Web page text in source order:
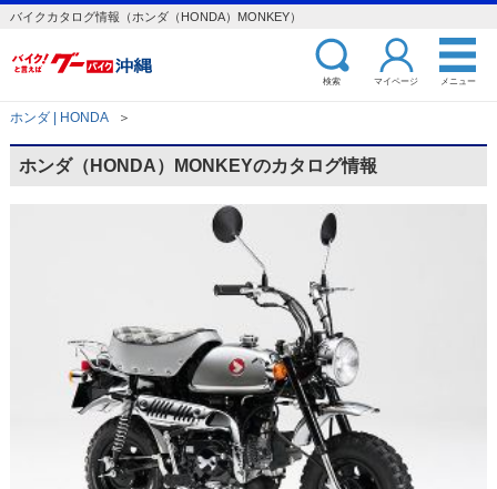
バイクカタログ情報（ホンダ（HONDA）MONKEY）
検索 マイページ メニュー
ホンダ | HONDA ＞
ホンダ（HONDA）MONKEYのカタログ情報